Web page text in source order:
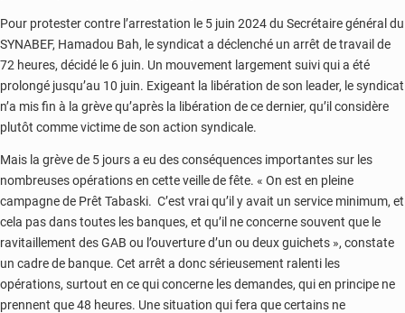
Pour protester contre l’arrestation le 5 juin 2024 du Secrétaire général du
SYNABEF, Hamadou Bah, le syndicat a déclenché un arrêt de travail de
72 heures, décidé le 6 juin. Un mouvement largement suivi qui a été
prolongé jusqu’au 10 juin. Exigeant la libération de son leader, le syndicat
n’a mis fin à la grève qu’après la libération de ce dernier, qu’il considère
plutôt comme victime de son action syndicale.
Mais la grève de 5 jours a eu des conséquences importantes sur les
nombreuses opérations en cette veille de fête. « On est en pleine
campagne de Prêt Tabaski. C’est vrai qu’il y avait un service minimum, et
cela pas dans toutes les banques, et qu’il ne concerne souvent que le
ravitaillement des GAB ou l’ouverture d’un ou deux guichets », constate
un cadre de banque. Cet arrêt a donc sérieusement ralenti les
opérations, surtout en ce qui concerne les demandes, qui en principe ne
prennent que 48 heures. Une situation qui fera que certains ne